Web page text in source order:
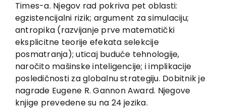
Times-a. Njegov rad pokriva pet oblasti:
egzistencijalni rizik; argument za simulaciju;
antropika (razvijanje prve matematički
eksplicitne teorije efekata selekcije
posmatranja); uticaj buduće tehnologije,
naročito mašinske inteligencije; i implikacije
posledičnosti za globalnu strategiju. Dobitnik je
nagrade Eugene R. Gannon Award. Njegove
knjige prevedene su na 24 jezika.